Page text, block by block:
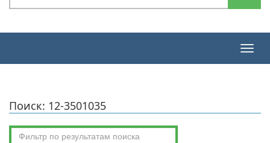
Поиск: 12-3501035